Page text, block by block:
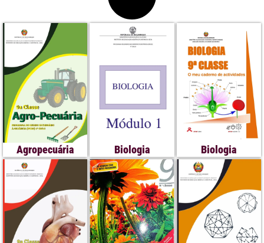
Agropecuária Biologia Biologia